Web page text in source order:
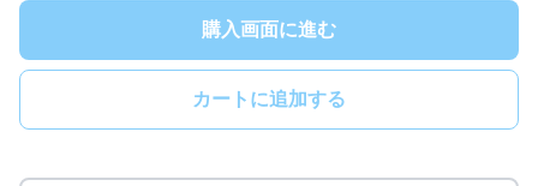
購入画面に進む
カートに追加する